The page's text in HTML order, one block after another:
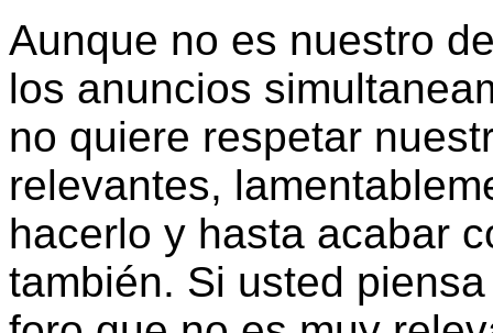
Aunque no es nuestro
los anuncios
no quiere respetar
relevantes,
hacerlo y hasta acabar
también. Si usted